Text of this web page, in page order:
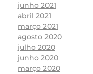
junho 2021
abril 2021
março 2021
agosto 2020
julho 2020
junho 2020
março 2020